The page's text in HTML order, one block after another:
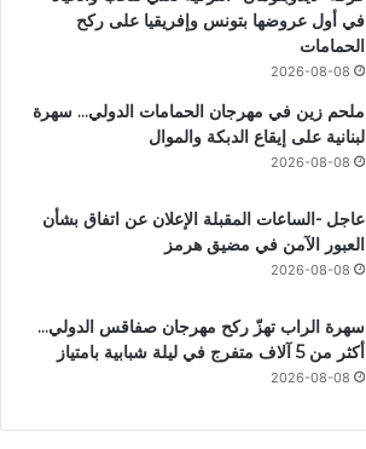
في أول عروضها بتونس وإفريقيا على ركح
الحمامات
2026-08-08
ملحم زين في مهرجان الحمامات الدولي… سهرة
لبنانية على إيقاع الدبكة والموال
2026-08-08
عاجل -الساعات المقبلة الإعلان عن اتفاق بشأن
العبور الآمن في مضيق هرمز
2026-08-08
سهرة الراب تهزّ ركح مهرجان صفاقس الدولي…
أكثر من 5 آلاف متفرج في ليلة شبابية بامتياز
2026-08-08